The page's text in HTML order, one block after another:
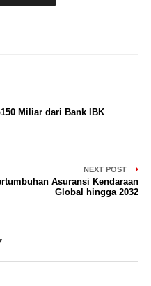
Miliar dari Bank IBK
NEXT POST
Asuransi Kendaraan
Global hingga 2032